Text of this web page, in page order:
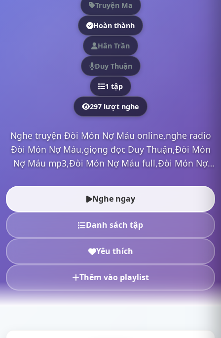
Truyện Ma
Hoàn thành
Hân Trần
Duy Thuận
1 tập
297 lượt nghe
Nghe truyện Đòi Món Nợ Máu online,nghe radio
Đòi Món Nợ Máu,giọng đọc Duy Thuận,Đòi Món
Nợ Máu mp3,Đòi Món Nợ Máu full,Đòi Món Nợ
Nghe ngay
Danh sách tập
Yêu thích
Thêm vào playlist